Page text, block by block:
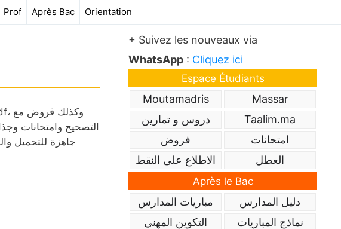
Prof Après Bac Orientation
التصحيح وامتحانات
جاهزة للتحميل
+ Suivez les nouveaux via
WhatsApp : Cliquez ici
Espace Étudiants
Massar
Moutamadris
Taalim.ma
دروس و تمارين
امتحانات
فروض
العطل
الاطلاع على النقط
Après le Bac
دليل المدارس
مباريات المدارس
نماذج المباريات
التكوين المهني